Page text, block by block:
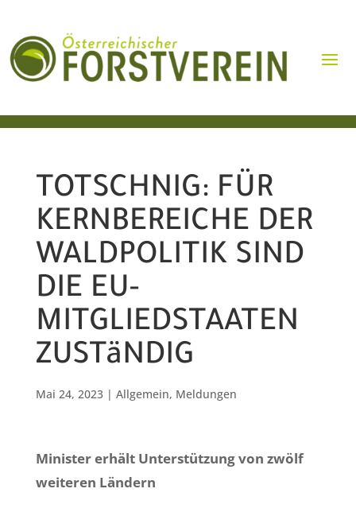
TOTSCHNIG: FÜR
KERNBEREICHE DER
WALDPOLITIK SIND
DIE EU-
MITGLIEDSTAATEN
ZUSTäNDIG
Mai 24, 2023| Allgemein, Meldungen
Minister erhält Unterstützung von zwölf
weiteren Ländern